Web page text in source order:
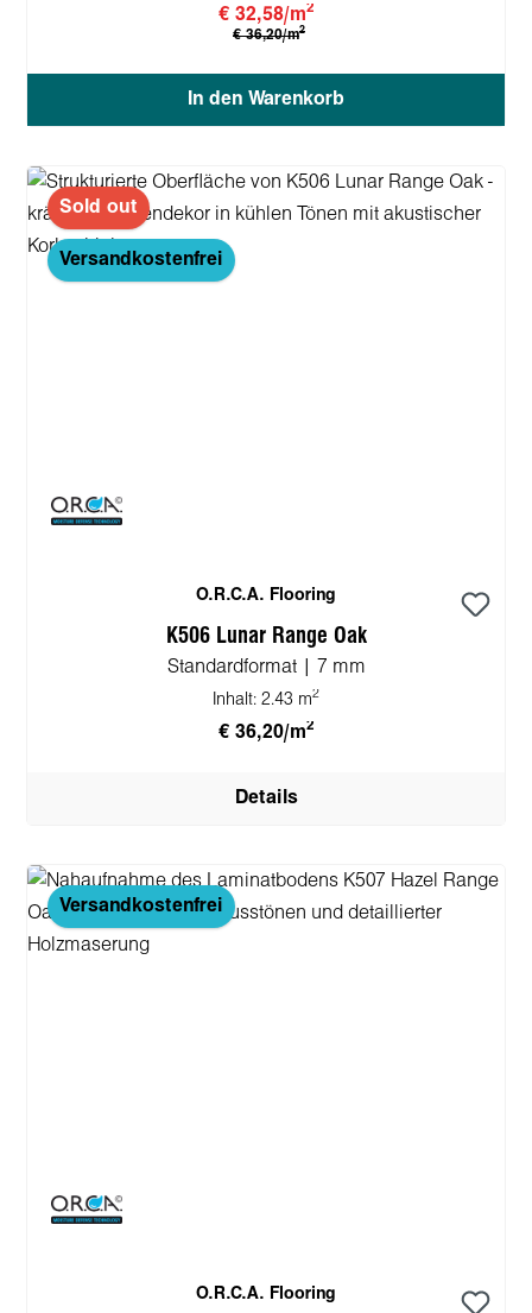
€ 32,58/m2
€ 36,20/m2
In den Warenkorb
Sold out
Versandkostenfrei
O.R.C.A. Flooring
K506 Lunar Range Oak
Standardformat | 7 mm
Inhalt: 2.43 m2
€ 36,20/m2
Details
Versandkostenfrei
O.R.C.A. Flooring